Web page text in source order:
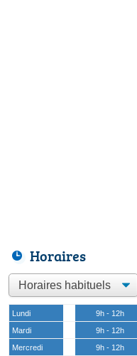
Horaires
Lundi 9h - 12h
Mardi
9h - 12h
Mercredi
9h - 12h